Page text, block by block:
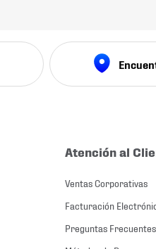
Atención al
Ventas Corporativas
Facturación
Preguntas Frecuentes